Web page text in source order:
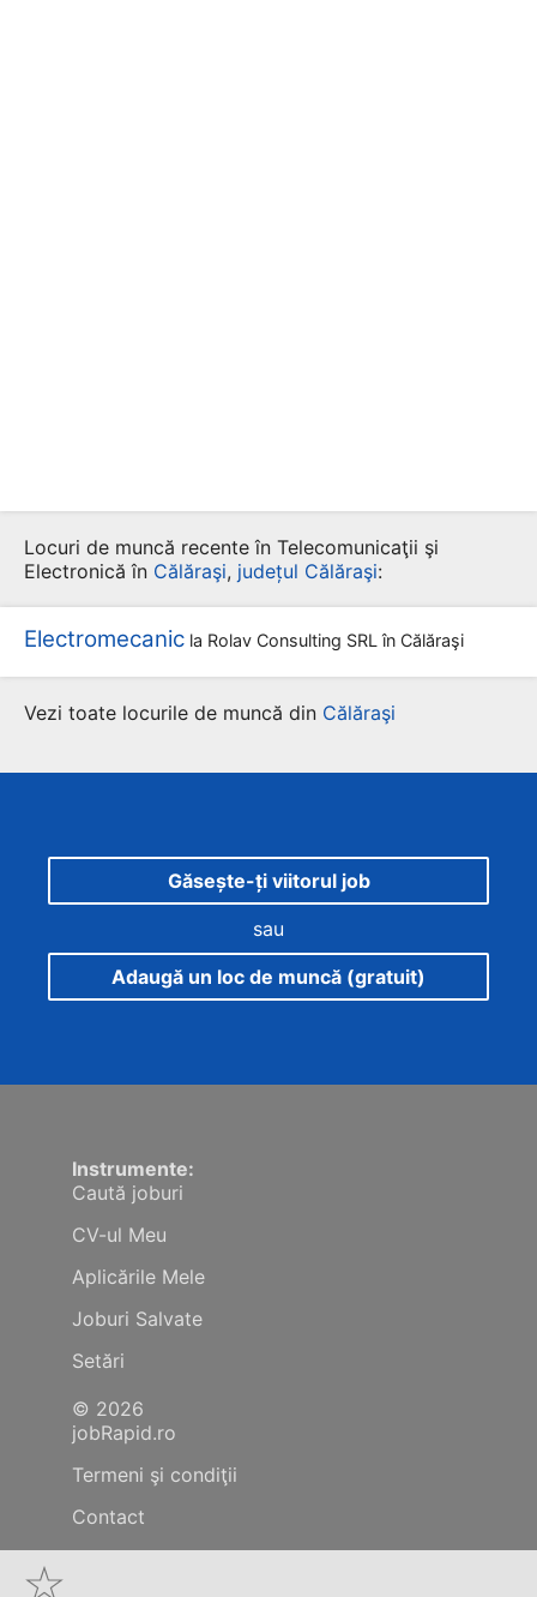
Locuri de muncă recente în Telecomunicaţii şi
Electronică în Călăraşi, județul Călăraşi:
Electromecanic la Rolav Consulting SRL în Călăraşi
Vezi toate locurile de muncă din Călăraşi
Găsește-ți viitorul job
sau
Adaugă un loc de muncă (gratuit)
Instrumente:
Caută joburi
CV-ul Meu
Aplicările Mele
Joburi Salvate
Setări
© 2026
jobRapid.ro
Termeni şi condiţii
Contact